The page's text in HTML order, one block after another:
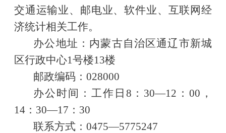
交通运输业、邮电业、软件业、互联网经
济统计相关工作。
办公地址：内蒙古自治区通辽市新城
区行政中心1号楼13楼
邮政编码：028000
办公时间：工作日 8：30—12：00，
14：30—17：30
联系方式：0475—5775247